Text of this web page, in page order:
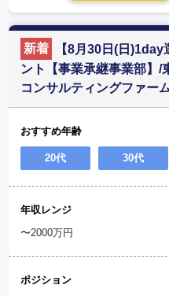
新着
【8月30日(日
ント【事業承継事業部】/
コンサルティングファー
おすすめ年齢
20代 30代
年収レンジ
〜2000万円
ポジション